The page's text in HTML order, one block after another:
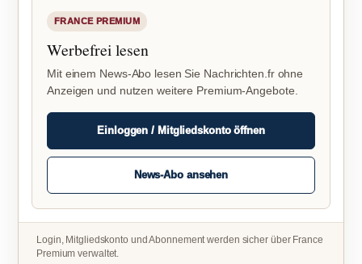
FRANCE PREMIUM
Werbefrei lesen
Mit einem News-Abo lesen Sie Nachrichten.fr ohne
Anzeigen und nutzen weitere Premium-Angebote.
Einloggen / Mitgliedskonto öffnen
News-Abo ansehen
Login, Mitgliedskonto und Abonnement werden sicher über France
Premium verwaltet.